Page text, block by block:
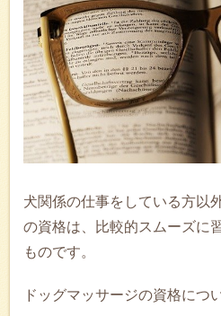
犬関係の仕事をしている方以
の資格は、比較的スムーズに
ものです。
ドッグマッサージの資格につ